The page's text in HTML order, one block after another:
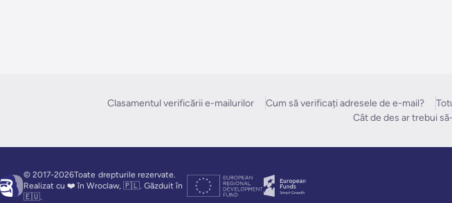
Clasamentul verificării e-mailurilor Cum să verificați adresele de e-mail?
Cât de des ar trebui
© 2017-2026Toate drepturile rezervate.
Realizat cu ❤️ în Wroclaw, 🇵🇱. Găzduit în
🇪🇺.